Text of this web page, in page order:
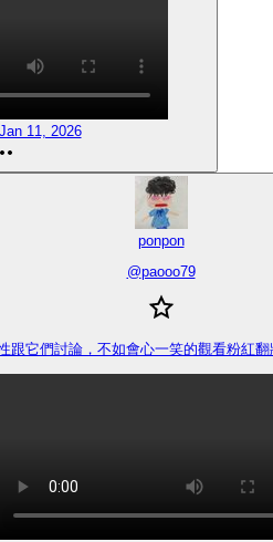
11, 2026
ponpon
@paooo79
性跟它們討論，不如會心一笑的觀看